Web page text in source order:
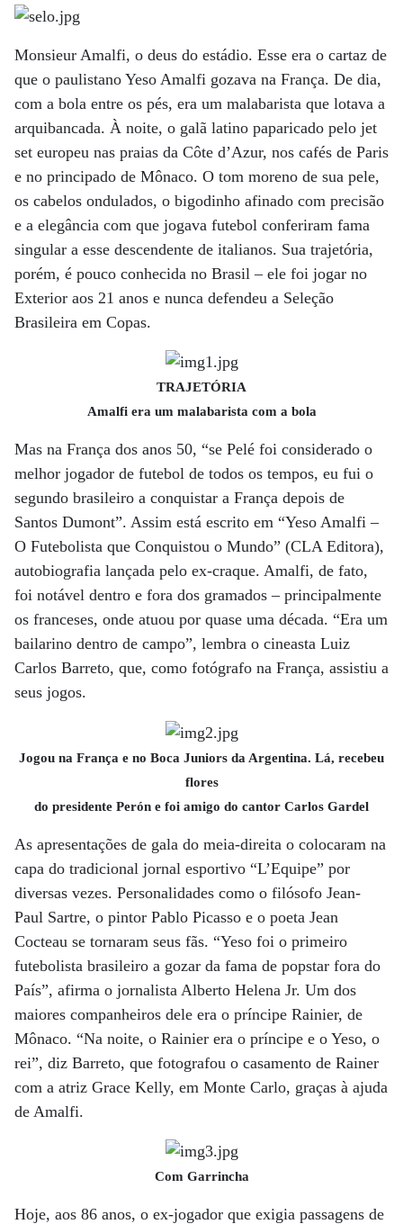
Monsieur Amalfi, o deus do estádio. Esse era o cartaz de
que o paulistano Yeso Amalfi gozava na França. De dia,
com a bola entre os pés, era um malabarista que lotava a
arquibancada. À noite, o galã latino paparicado pelo jet
set europeu nas praias da Côte d’Azur, nos cafés de Paris
e no principado de Mônaco. O tom moreno de sua pele,
os cabelos ondulados, o bigodinho afinado com precisão
e a elegância com que jogava futebol conferiram fama
singular a esse descendente de italianos. Sua trajetória,
porém, é pouco conhecida no Brasil – ele foi jogar no
Exterior aos 21 anos e nunca defendeu a Seleção
Brasileira em Copas.
TRAJETÓRIA
Amalfi era um malabarista com a bola
Mas na França dos anos 50, “se Pelé foi considerado o
melhor jogador de futebol de todos os tempos, eu fui o
segundo brasileiro a conquistar a França depois de
Santos Dumont”. Assim está escrito em “Yeso Amalfi –
O Futebolista que Conquistou o Mundo” (CLA Editora),
autobiografia lançada pelo ex-craque. Amalfi, de fato,
foi notável dentro e fora dos gramados – principalmente
os franceses, onde atuou por quase uma década. “Era um
bailarino dentro de campo”, lembra o cineasta Luiz
Carlos Barreto, que, como fotógrafo na França, assistiu a
seus jogos.
Jogou na França e no Boca Juniors da Argentina. Lá, recebeu
flores
do presidente Perón e foi amigo do cantor Carlos Gardel
As apresentações de gala do meia-direita o colocaram na
capa do tradicional jornal esportivo “L’Equipe” por
diversas vezes. Personalidades como o filósofo Jean-
Paul Sartre, o pintor Pablo Picasso e o poeta Jean
Cocteau se tornaram seus fãs. “Yeso foi o primeiro
futebolista brasileiro a gozar da fama de popstar fora do
País”, afirma o jornalista Alberto Helena Jr. Um dos
maiores companheiros dele era o príncipe Rainier, de
Mônaco. “Na noite, o Rainier era o príncipe e o Yeso, o
rei”, diz Barreto, que fotografou o casamento de Rainer
com a atriz Grace Kelly, em Monte Carlo, graças à ajuda
de Amalfi.
Com Garrincha
Hoje, aos 86 anos, o ex-jogador que exigia passagens de